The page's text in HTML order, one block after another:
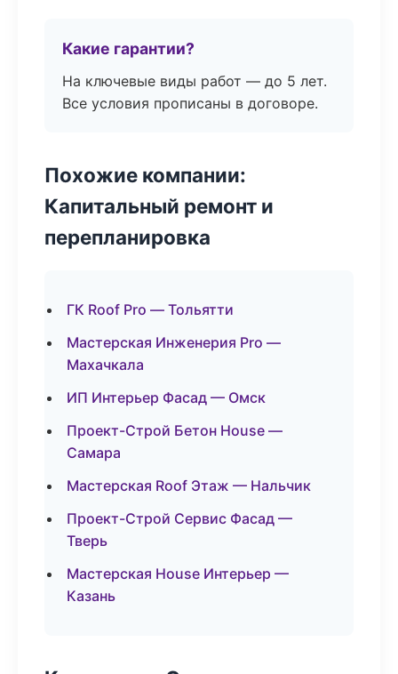
Какие гарантии?
На ключевые виды работ — до 5 лет.
Все условия прописаны в договоре.
Похожие компании:
Капитальный ремонт и
перепланировка
ГК Roof Pro — Тольятти
Мастерская Инженерия Pro —
Махачкала
ИП Интерьер Фасад — Омск
Проект-Строй Бетон House —
Самара
Мастерская Roof Этаж — Нальчик
Проект-Строй Сервис Фасад —
Тверь
Мастерская House Интерьер —
Казань